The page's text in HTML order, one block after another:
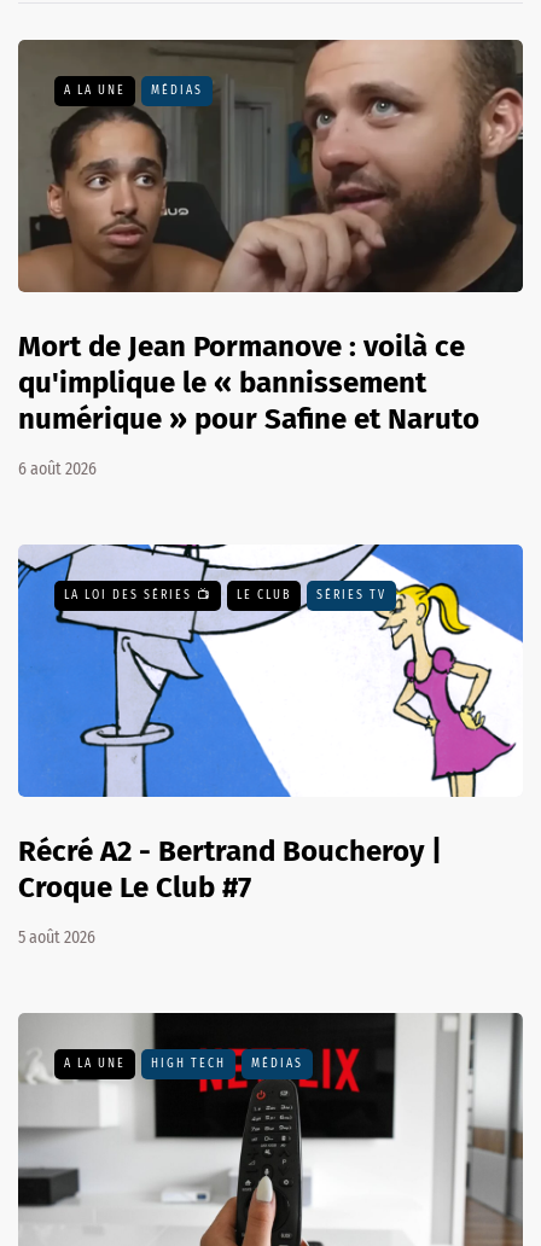
A LA UNE MÉDIAS
Mort de Jean Pormanove : voilà ce
qu'implique le « bannissement
numérique » pour Safine et Naruto
6 août 2026
LA LOI DES SÉRIES 📺 LE CLUB SÉRIES TV
Récré A2 - Bertrand Boucheroy |
Croque Le Club #7
5 août 2026
A LA UNE HIGH TECH MÉDIAS